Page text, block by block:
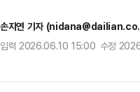
손지연 기자
입력 2026.06.10 15:00 수정